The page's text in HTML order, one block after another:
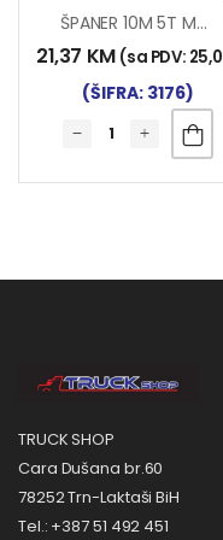
ŠPANER 10M 5T MAX
21,37 KM (sa PDV: 25,00
(ŠIFRA: 3176)
TRUCK SHOP
Cara Dušana br.60
78252 Trn-Laktaši BiH
Tel.: +387 51 492 451